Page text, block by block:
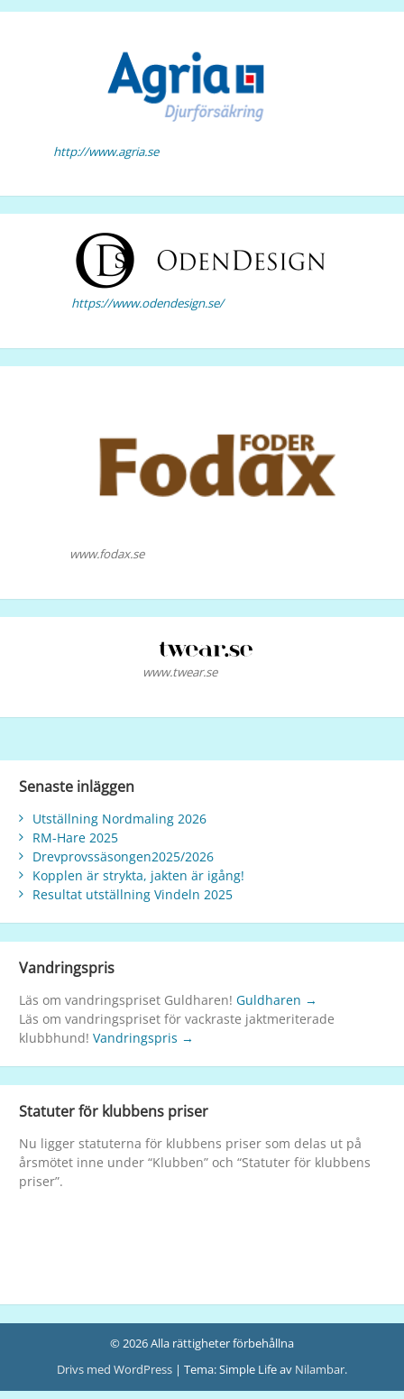
http://www.agria.se
https://www.odendesign.se/
www.fodax.se
www.twear.se
Senaste inläggen
Utställning Nordmaling 2026
RM-Hare 2025
Drevprovssäsongen2025/2026
Kopplen är strykta, jakten är igång!
Resultat utställning Vindeln 2025
Vandringspris
Läs om vandringspriset Guldharen! Guldharen →
Läs om vandringspriset för vackraste jaktmeriterade
klubbhund! Vandringspris →
Statuter för klubbens priser
Nu ligger statuterna för klubbens priser som delas ut på
årsmötet inne under “Klubben” och “Statuter för klubbens
priser”.
© 2026 Alla rättigheter förbehållna
Drivs med WordPress | Tema: Simple Life av Nilambar.